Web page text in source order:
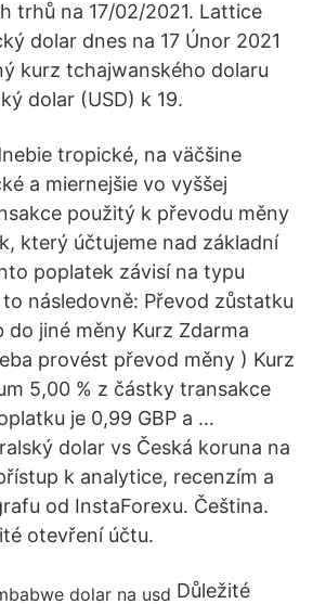
trhů na 17/02/2021. Lattice
dolar dnes na 17 Únor 2021
kurz tchajwanského dolaru
dolar (USD) k 19.
tropické, na väčšine
a miernejšie vo vyššej
použitý k převodu měny
který účtujeme nad základní
poplatek závisí na typu
následovně: Převod zůstatku
jiné měny Kurz Zdarma
provést převod měny ) Kurz
5,00 % z částky transakce
je 0,99 GBP a …
dolar vs Česká koruna na
k analytice, recenzím a
od InstaForexu. Čeština.
otevření účtu.
Důležité